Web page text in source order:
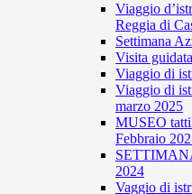
Viaggio
Reggia di
Settimana
Visita
Viaggio di
Viaggio di
marzo 2025
MUSEO
Febbraio
2024
Vaggio di